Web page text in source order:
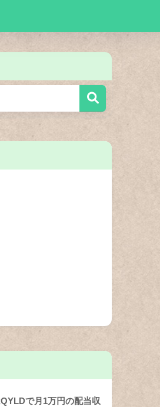
で月1万円の配当収